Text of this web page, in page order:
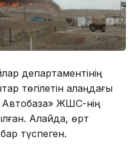
департаментінің
төгілетін алаңдағы
Автобаза» ЖШС-нің
Алайда, өрт
түспеген.